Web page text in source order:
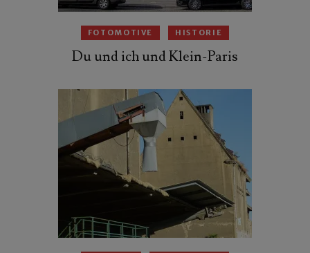
FOTOMOTIVE HISTORIE
Du und ich und Klein-Paris